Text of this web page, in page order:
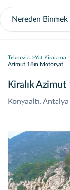
Teknevia Yat Kiralama
Azimut 18m Motoryat
Kiralık
Konyaaltı, Antalya